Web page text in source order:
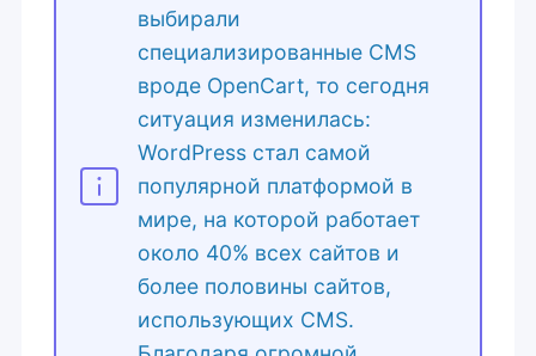
выбирали
специализированные CMS
вроде OpenCart, то сегодня
ситуация изменилась:
WordPress стал самой
популярной платформой в
мире, на которой работает
около 40% всех сайтов и
более половины сайтов,
использующих CMS.